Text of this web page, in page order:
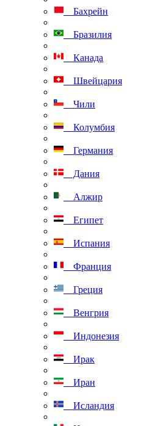
Бахрейн
Бразилия
Канада
Швейцария
Чили
Колумбия
Германия
Дания
Алжир
Египет
Испания
Франция
Греция
Венгрия
Индонезия
Ирак
Иран
Исландия